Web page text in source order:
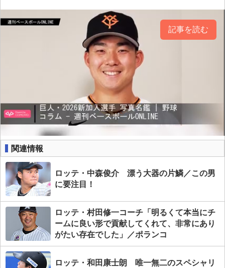
記事を読む
関連情報
ロッテ・中森俊介 漂う大器の片鱗／この男
に要注目！
ロッテ・村田修一コーチ「明るくて本当にチ
ームに良い形で貢献してくれて、非常にあり
がたい存在でした」／ポランコ
ロッテ・和田康士朗 唯一無二のスペシャリ